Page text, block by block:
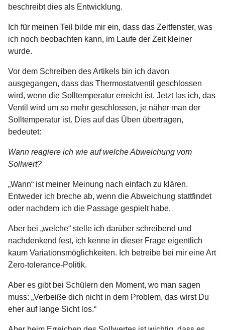
beschreibt dies als Entwicklung.
Ich für meinen Teil bilde mir ein, dass das Zeitfenster, was
ich noch beobachten kann, im Laufe der Zeit kleiner
wurde.
Vor dem Schreiben des Artikels bin ich davon
ausgegangen, dass das Thermostatventil geschlossen
wird, wenn die Solltemperatur erreicht ist. Jetzt las ich, das
Ventil wird um so mehr geschlossen, je näher man der
Solltemperatur ist. Dies auf das Üben übertragen,
bedeutet:
Wann reagiere ich wie auf welche Abweichung vom
Sollwert?
„Wann“ ist meiner Meinung nach einfach zu klären.
Entweder ich breche ab, wenn die Abweichung stattfindet
oder nachdem ich die Passage gespielt habe.
Aber bei „welche“ stelle ich darüber schreibend und
nachdenkend fest, ich kenne in dieser Frage eigentlich
kaum Variationsmöglichkeiten. Ich betreibe bei mir eine Art
Zero-tolerance-Politik.
Aber es gibt bei Schülern den Moment, wo man sagen
muss: „Verbeiße dich nicht in dem Problem, das wirst Du
eher auf lange Sicht los.“
≡